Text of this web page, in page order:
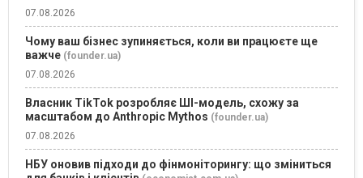
07.08.2026
Чому ваш бізнес зупиняється, коли ви працюєте ще
важче (founder.ua)
07.08.2026
Власник TikTok розробляє ШІ-модель, схожу за
масштабом до Anthropic Mythos (founder.ua)
07.08.2026
НБУ оновив підходи до фінмоніторингу: що зміниться